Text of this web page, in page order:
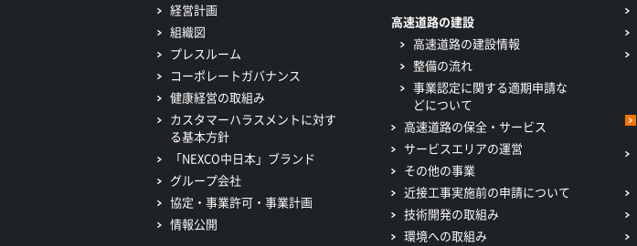
経営計画
組織図
プレスルーム
コーポレートガバナンス
健康経営の取組み
カスタマーハラスメントに対す
る基本方針
「NEXCO中日本」ブランド
グループ会社
協定・事業許可・事業計画
情報公開
高速道路の建設
高速道路の建設情報
整備の流れ
事業認定に関する適期申請な
どについて
高速道路の保全・サービス
サービスエリアの運営
その他の事業
近接工事実施前の申請について
技術開発の取組み
環境への取組み